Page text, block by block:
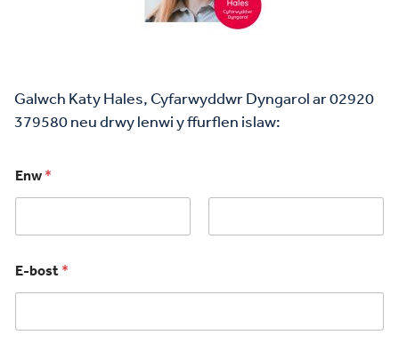
Galwch Katy Hales, Cyfarwyddwr Dyngarol ar 02920
379580 neu drwy lenwi y ffurflen islaw:
Enw *
E-bost *